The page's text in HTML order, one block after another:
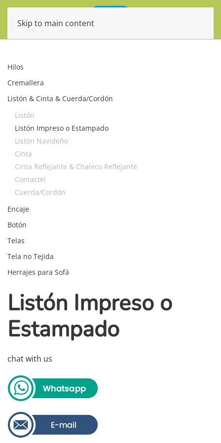
Skip to main content
Hilos
Cremallera
Listón & Cinta & Cuerda/Cordón
Listón
Listón Impreso o Estampado
Listón Navideño
Cinta
Cinta Reflejante & Chaleco Reflejante
Contactel
Cuerda/Cordón
Encaje
Botón
Telas
Tela no Tejida
Herrajes para Sofá
Listón Impreso o
Estampado
chat with us